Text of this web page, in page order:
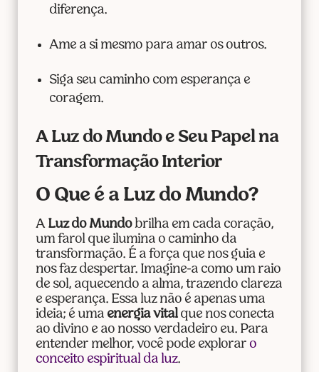
diferença.
Ame a si mesmo para amar os outros.
Siga seu caminho com esperança e
coragem.
A Luz do Mundo e Seu Papel na
Transformação Interior
O Que é a Luz do Mundo?
A Luz do Mundobrilha em cada coração,
um farol que ilumina o caminho da
transformação. É a força que nos guia e
nos faz despertar. Imagine-a como um raio
de sol, aquecendo a alma, trazendo clareza
e esperança. Essa luz não é apenas uma
ideia; é uma energia vitalque nos conecta
ao divino e ao nosso verdadeiro eu. Para
entender melhor, você pode explorar o
conceito espiritual da luz.